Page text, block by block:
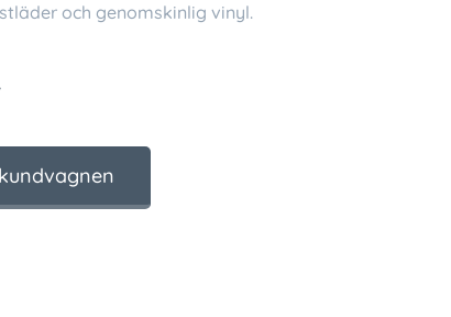
och genomskinlig vinyl.